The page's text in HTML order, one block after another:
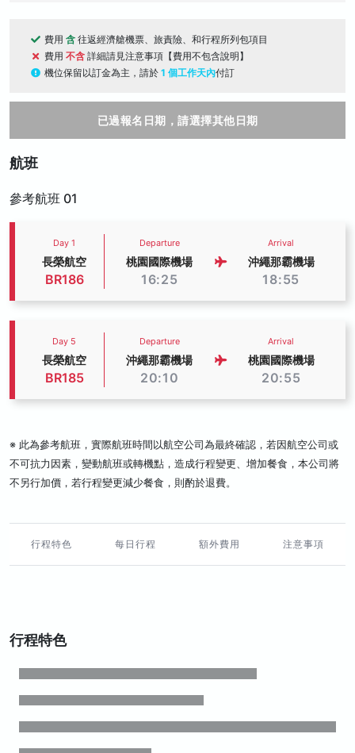
費用 含 往返經濟艙機票、旅責險、和行程所列包項目
費用 不含 詳細請見注意事項【費用不包含說明】
機位保留以訂金為主，請於 1 個工作天內付訂
已過報名日期，請選擇其他日期
航班
參考航班 01
Day 1
長榮航空
BR186
Departure
桃園國際機場
16:25
Arrival
沖繩那霸機場
18:55
Day 5
長榮航空
BR185
Departure
沖繩那霸機場
20:10
Arrival
桃園國際機場
20:55
※ 此為參考航班，實際航班時間以航空公司為最終確認，若因航空公司或
不可抗力因素，變動航班或轉機點，造成行程變更、增加餐食，本公司將
不另行加價，若行程變更減少餐食，則酌於退費。
行程特色 每日行程 額外費用 注意事項
行程特色